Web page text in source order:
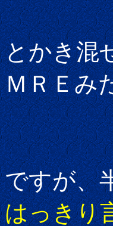
とかき混
ＭＲＥみ
がり
しかし
ですが、
はっきり